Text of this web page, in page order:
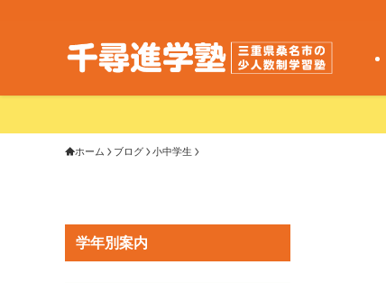
ホーム ブログ 小中学生
学年別案内